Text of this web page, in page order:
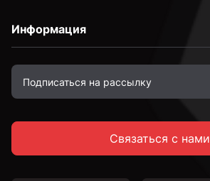
Информация
Связаться с нами